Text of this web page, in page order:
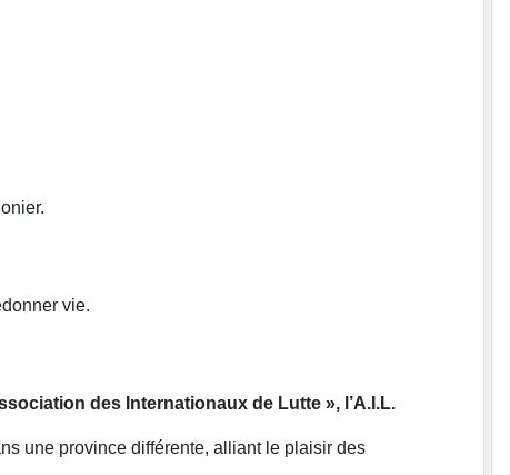
vie.
des Internationaux de Lutte », l’A.I.L.
une province différente, alliant le plaisir des